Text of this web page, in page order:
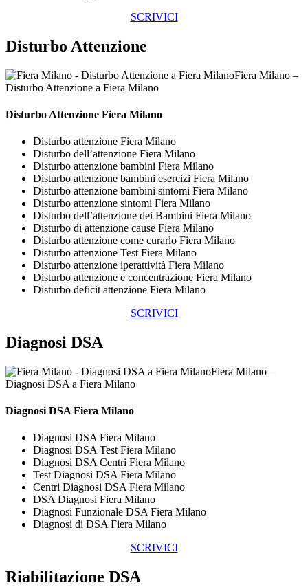
SCRIVICI
Disturbo Attenzione
Fiera Milano –
Disturbo Attenzione a Fiera Milano
Disturbo Attenzione Fiera Milano
Disturbo attenzione Fiera Milano
Disturbo dell’attenzione Fiera Milano
Disturbo attenzione bambini Fiera Milano
Disturbo attenzione bambini esercizi Fiera Milano
Disturbo attenzione bambini sintomi Fiera Milano
Disturbo attenzione sintomi Fiera Milano
Disturbo dell’attenzione dei Bambini Fiera Milano
Disturbo di attenzione cause Fiera Milano
Disturbo attenzione come curarlo Fiera Milano
Disturbo attenzione Test Fiera Milano
Disturbo attenzione iperattività Fiera Milano
Disturbo attenzione e concentrazione Fiera Milano
Disturbo deficit attenzione Fiera Milano
SCRIVICI
Diagnosi DSA
Fiera Milano –
Diagnosi DSA a Fiera Milano
Diagnosi DSA Fiera Milano
Diagnosi DSA Fiera Milano
Diagnosi DSA Test Fiera Milano
Diagnosi DSA Centri Fiera Milano
Test Diagnosi DSA Fiera Milano
Centri Diagnosi DSA Fiera Milano
DSA Diagnosi Fiera Milano
Diagnosi Funzionale DSA Fiera Milano
Diagnosi di DSA Fiera Milano
SCRIVICI
Riabilitazione DSA